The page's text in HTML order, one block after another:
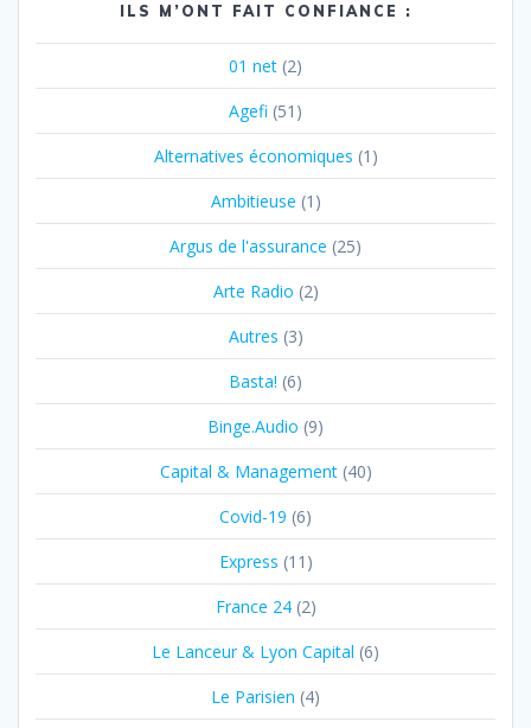
ILS M’ONT FAIT CONFIANCE :
01 net (2)
Agefi (51)
Alternatives économiques (1)
Ambitieuse (1)
Argus de l'assurance (25)
Arte Radio (2)
Autres (3)
Basta! (6)
Binge.Audio (9)
Capital & Management(40)
Covid-19 (6)
Express (11)
France 24(2)
Le Lanceur & Lyon Capital (6)
Le Parisien (4)